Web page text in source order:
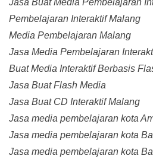
Jasa Buat Media Pembelajaran
Pembelajaran Interaktif Malang
Media Pembelajaran Malang
Jasa Media Pembelajaran
Buat Media Interaktif Berbasis
Jasa Buat Flash Media
Jasa Buat CD Interaktif Malang
Jasa media pembelajaran kota
Jasa media pembelajaran kota
Jasa media pembelajaran kota